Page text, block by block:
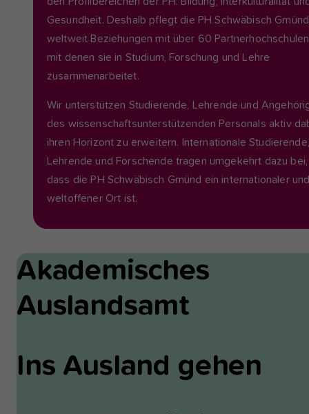
Gesundheit. Deshalb pflegt die PH Schwäbisch Gmünd
weltweit Beziehungen mit über 60
mit denen sie in Studium, Forschung und Lehre
zusammenarbeitet.
Wir unterstützen Studierende, Lehrende und
des wissenschaftsunterstützenden Personals aktiv
ihren Horizont zu erweitern. Internationale Studierende,
Lehrende und Forschende tragen umgekehrt dazu bei,
dass die PH Schwäbisch Gmünd ein internationaler
weltoffener Ort ist.
Akademisches
Auslandsamt
Ins Ausland gehen